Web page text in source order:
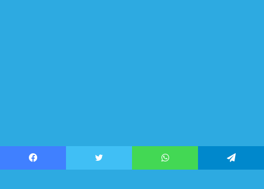
Facebook WhatsApp Telegram